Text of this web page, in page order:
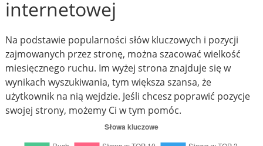
internetowej
Na podstawie popularności słów kluczowych i pozycji
zajmowanych przez stronę, można szacować wielkość
miesięcznego ruchu. Im wyżej strona znajduje się w
wynikach wyszukiwania, tym większa szansa, że
użytkownik na nią wejdzie. Jeśli chcesz poprawić pozycje
swojej strony, możemy Ci w tym pomóc.